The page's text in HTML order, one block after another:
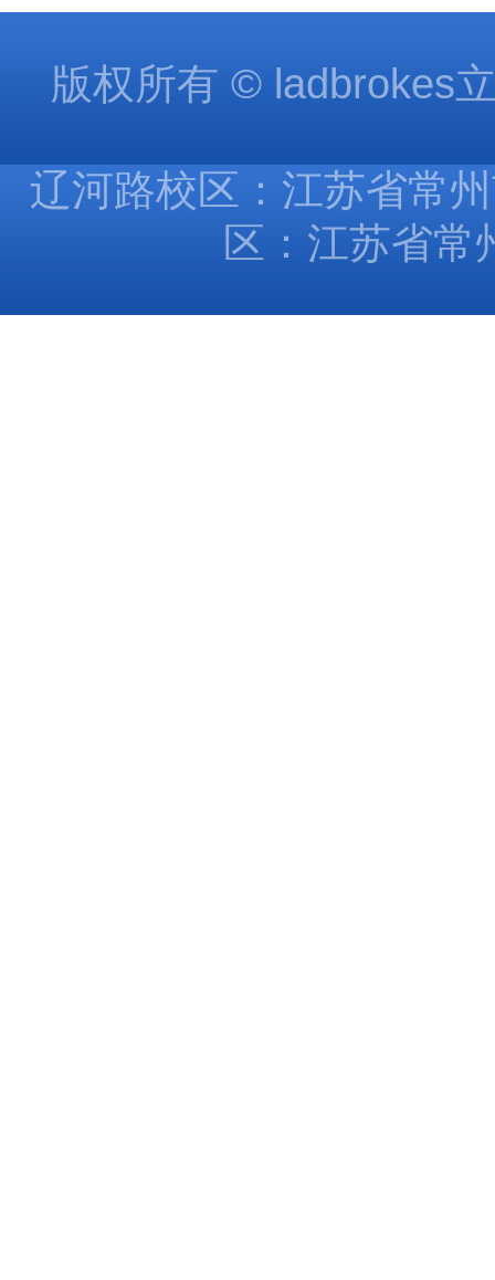
版权所有 © ladbrokes
辽河路校区：江苏省常
区：江苏省常